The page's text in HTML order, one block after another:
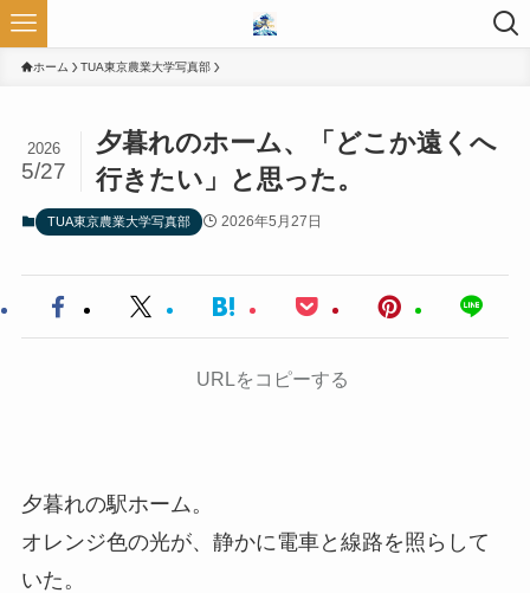
ホーム TUA東京農業大学写真部
夕暮れのホーム、「どこか遠くへ
行きたい」と思った。
2026
5/27
TUA東京農業大学写真部 2026年5月27日
URLをコピーする
夕暮れの駅ホーム。
オレンジ色の光が、静かに電車と線路を照らして
いた。